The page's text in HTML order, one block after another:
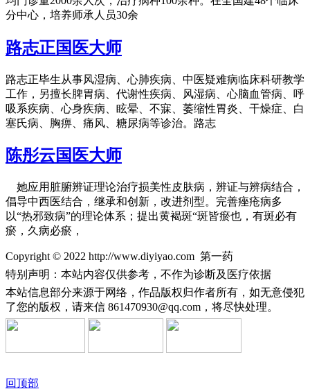
分中心，培养师承人员30余
路志正国医大师
路志正毕生从事风湿病、心肺疾病、中医疑难病临床科研教学
工作，另擅长脾胃病、代谢性疾病、风湿病、心脑血管病、呼
吸系疾病、心身疾病、眩晕、不寐、萎缩性胃炎、干燥症、白
塞氏病、胸痹、痛风、糖尿病等诊治。路志
陈彤云国医大师
她应用脏腑辨证理论治疗损美性皮肤病，辨证与辨病结合，
倡导中西医结合，继承和创新，改进剂型。完善痤疮病多
以“热邪致病”的理论体系；提出黄褐斑“斑皆瘀也，有斑必有
瘀，久病必瘀，
Copyright © 2022 http://www.diyiyao.com 第一药
特别声明：本站内容仅供参考，不作为诊断及医疗依据
本站信息部分来源于网络，作品版权归作者所有，如无意侵犯
了您的版权，请来信 861470930@qq.com，将尽快处理。
回顶部